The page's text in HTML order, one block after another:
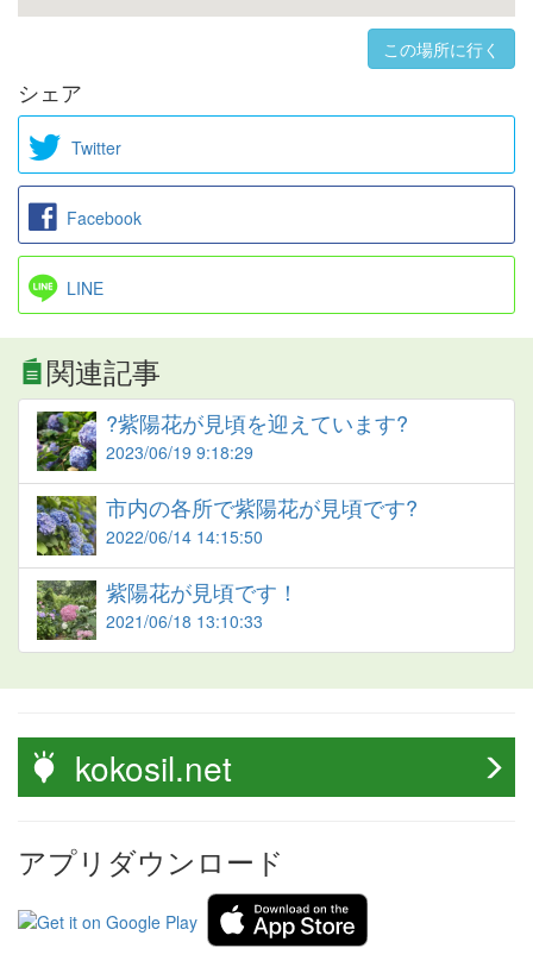
この場所に行く
シェア
Twitter
Facebook
LINE
関連記事
?紫陽花が見頃を迎えています?
2023/06/19 9:18:29
市内の各所で紫陽花が見頃です?
2022/06/14 14:15:50
紫陽花が見頃です！
2021/06/18 13:10:33
kokosil.net
アプリダウンロード